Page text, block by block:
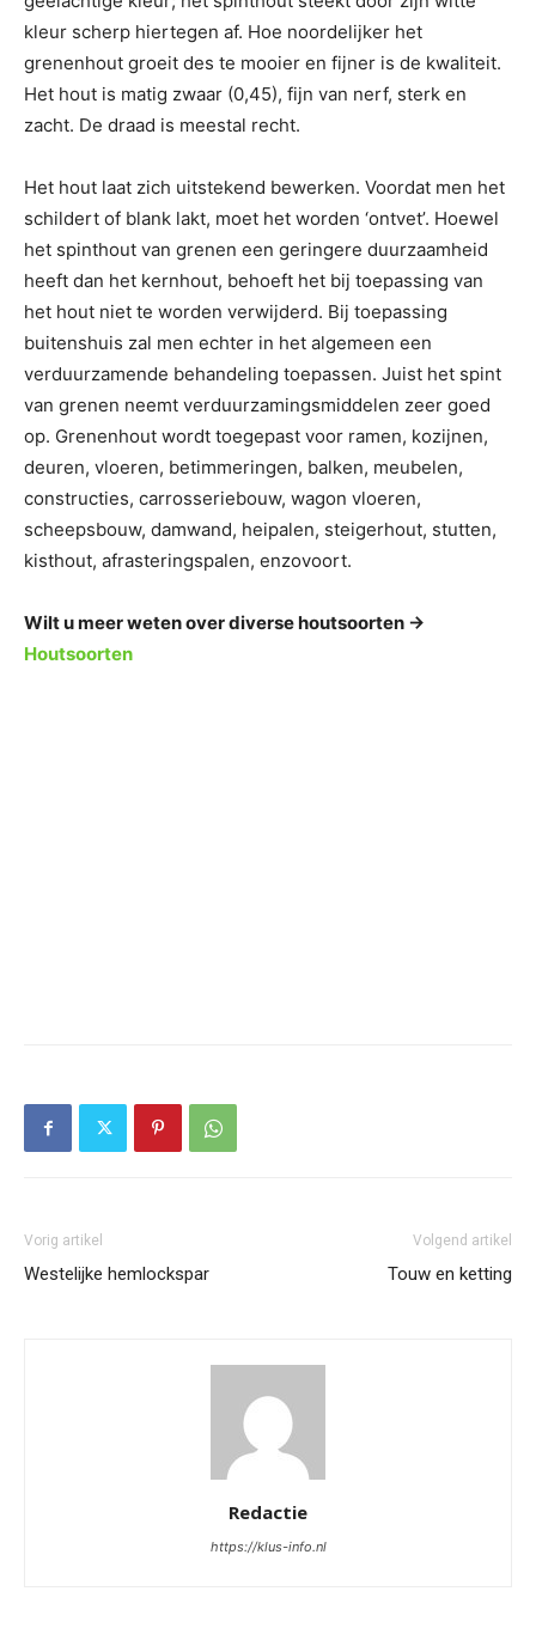
kleur scherp hiertegen af. Hoe noordelijker het
grenenhout groeit des te mooier en fijner is de kwaliteit.
Het hout is matig zwaar (0,45), fijn van nerf, sterk en
zacht. De draad is meestal recht.
Het hout laat zich uitstekend bewerken. Voordat men het
schildert of blank lakt, moet het worden ‘ontvet’. Hoewel
het spinthout van grenen een geringere duurzaamheid
heeft dan het kernhout, behoeft het bij toepassing van
het hout niet te worden verwijderd. Bij toepassing
buitenshuis zal men echter in het algemeen een
verduurzamende behandeling toepassen. Juist het spint
van grenen neemt verduurzamingsmiddelen zeer goed
op. Grenenhout wordt toegepast voor ramen, kozijnen,
deuren, vloeren, betimmeringen, balken, meubelen,
constructies, carrosseriebouw, wagon vloeren,
scheepsbouw, damwand, heipalen, steigerhout, stutten,
kisthout, afrasteringspalen, enzovoort.
Wilt u meer weten over diverse houtsoorten ->
Houtsoorten
Vorig artikel
Westelijke hemlockspar
Volgend artikel
Touw en ketting
Redactie
https://klus-info.nl